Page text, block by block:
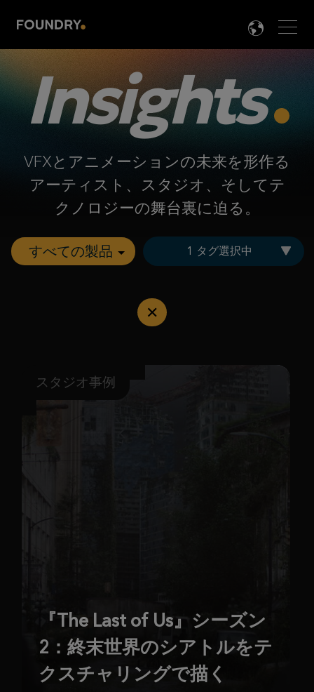

Insights
VFXとアニメーションの未来を形作る
アーティスト、スタジオ、そしてテ
クノロジーの舞台裏に迫る。
1 タグ選択中
スタジオ事例
『The Last of Us』シーズン
2：終末世界のシアトルをテ
クスチャリングで描く